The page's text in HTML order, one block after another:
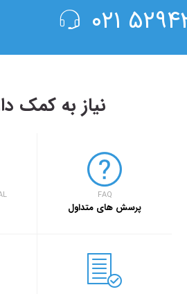
۰۲۱
نیاز به کمک
FAQ
پرسش های متداول